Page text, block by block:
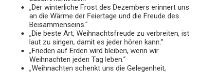
„Der winterliche Frost des Dezembers erinnert uns
an die Wärme der Feiertage und die Freude des
Beisammenseins.“
„Die beste Art, Weihnachtsfreude zu verbreiten, ist
laut zu singen, damit es jeder hören kann.“
„Frieden auf Erden wird bleiben, wenn wir
Weihnachten jeden Tag leben.“
„Weihnachten schenkt uns die Gelegenheit,